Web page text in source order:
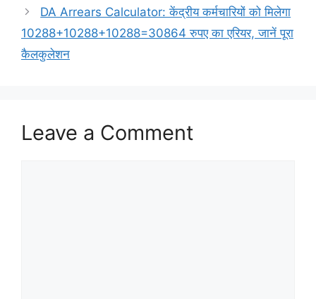
DA Arrears Calculator: केंद्रीय कर्मचारियों को मिलेगा
10288+10288+10288=30864 रुपए का एरियर, जानें पूरा
कैलकुलेशन
Leave a Comment